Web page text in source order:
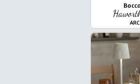
ARC